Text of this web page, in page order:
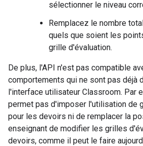
sélectionner le niveau
Remplacez le nombre
quels que soient les
grille d'évaluation.
De plus, l'API n'est pas compatible
comportements qui ne sont pas déjà
l'interface utilisateur Classroom. Par
permet pas d'imposer l'utilisation de
pour les devoirs ni de remplacer la
enseignant de modifier les grilles
devoirs, comme il peut le faire